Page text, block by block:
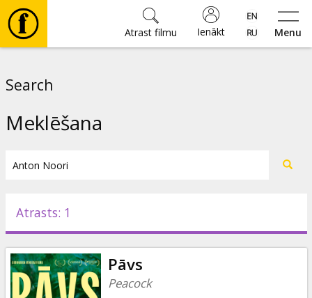
Menu
Ienākt
Atrast filmu
Pasākumi
Ziņas
Search
Meklēšana
Atrasts: 1
Pāvs
Peacock